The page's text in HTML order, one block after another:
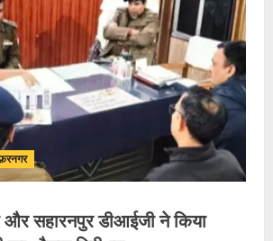
और सहारनपुर डीआईजी ने किया